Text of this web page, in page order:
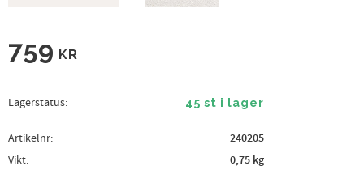
759 KR
Lagerstatus 45 st i lager
Artikelnr
240205
Vikt
0,75 kg